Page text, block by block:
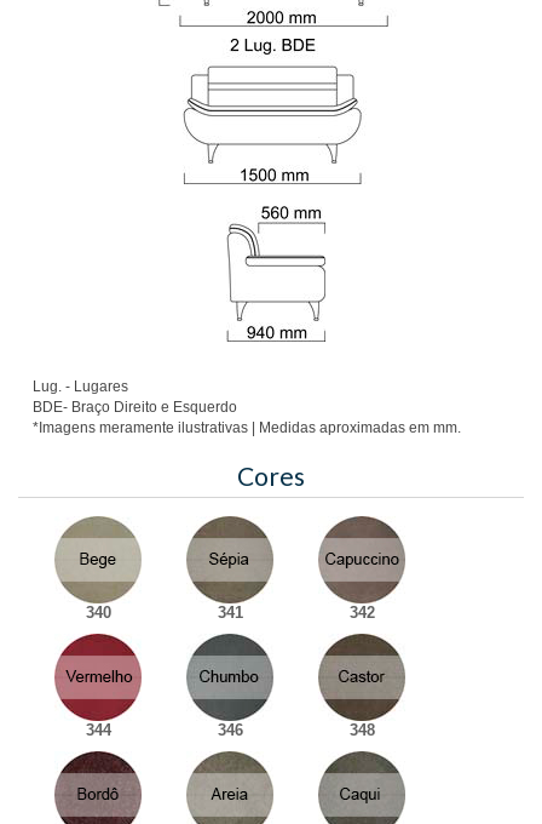
Lug. - Lugares
BDE- Braço Direito e Esquerdo
*Imagens meramente ilustrativas | Medidas aproximadas em mm.
Cores
340 341 342
344 346 348